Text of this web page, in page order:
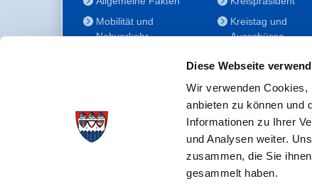
Diese Webseite
Wir verwenden Cookies,
anbieten zu können und
Informationen zu Ihrer
und Analysen weiter.
zusammen, die Sie
gesammelt haben.
Mobilität und
Nahverkehr
Gesundheit
Bildung
Kreistag und
Ausschüsse
für Menschen mit
Behinderung
Der
Förderstiftung